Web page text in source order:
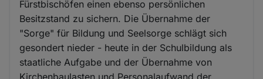
Fürstbischöfen einen ebenso persönlichen
Besitzstand zu sichern. Die Übernahme der
"Sorge" für Bildung und Seelsorge schlägt sich
gesondert nieder - heute in der Schulbildung als
staatliche Aufgabe und der Übernahme von
Kirchenbaulasten und Personalaufwand der